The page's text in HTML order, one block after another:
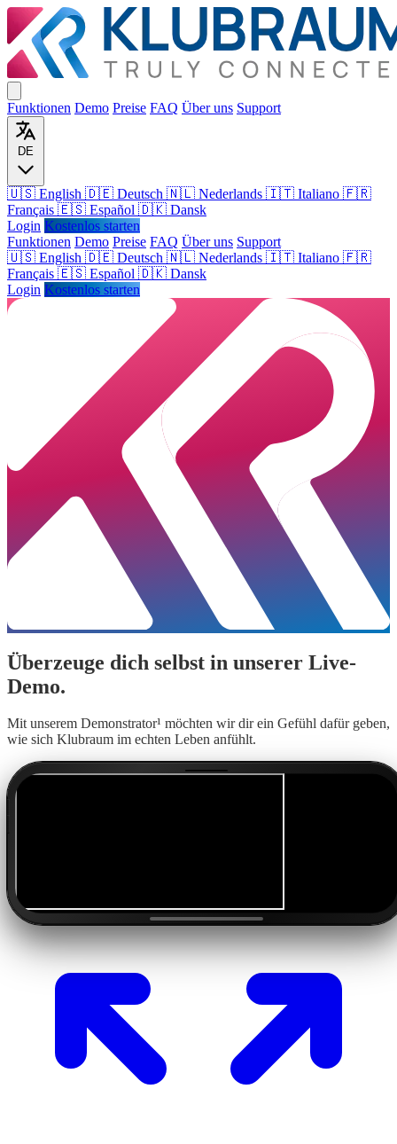
Funktionen Demo Preise FAQ Über uns Support
DE
🇺🇸 English 🇩🇪 Deutsch 🇳🇱 Nederlands 🇮🇹 Italiano 🇫🇷
Français 🇪🇸 Español 🇩🇰 Dansk
Login Kostenlos starten
Funktionen Demo Preise FAQ Über uns Support
🇺🇸 English 🇩🇪 Deutsch 🇳🇱 Nederlands 🇮🇹 Italiano 🇫🇷
Français 🇪🇸 Español 🇩🇰 Dansk
Login Kostenlos starten
Überzeuge dich selbst in unserer Live-
Demo.
Mit unserem Demonstrator¹ möchten wir dir ein Gefühl dafür geben,
wie sich Klubraum im echten Leben anfühlt.